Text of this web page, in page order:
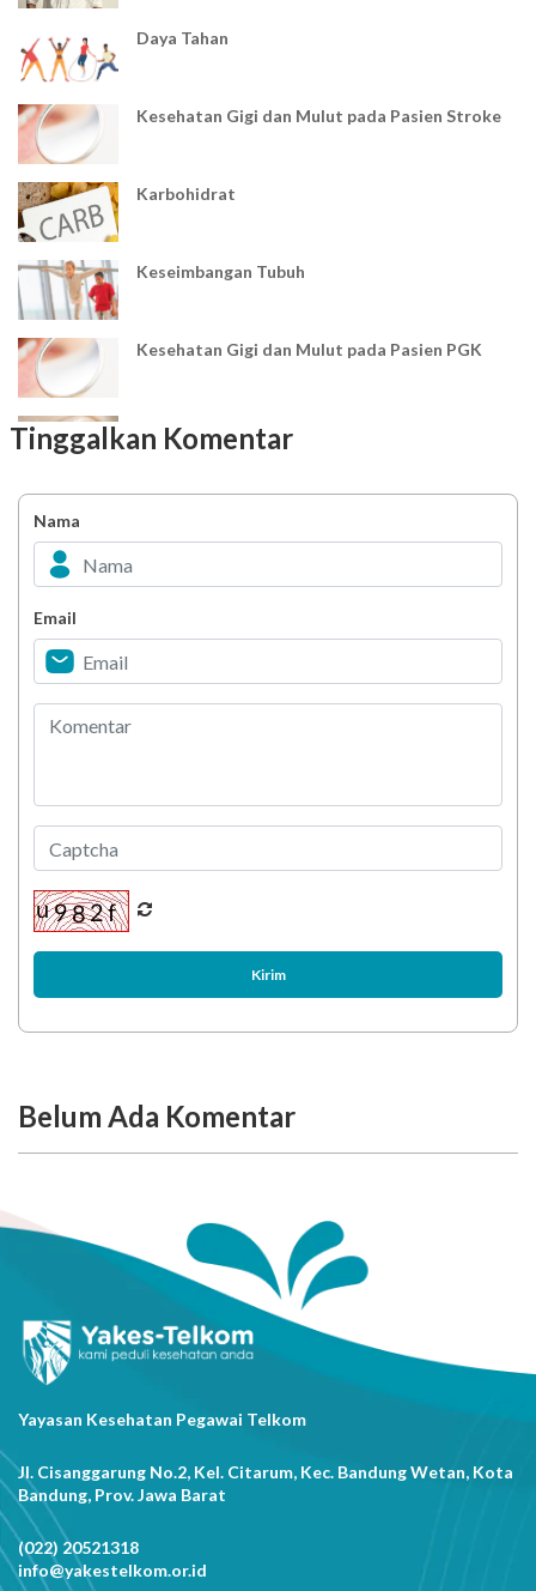
Daya Tahan
Kesehatan Gigi dan Mulut pada Pasien Stroke
Karbohidrat
Keseimbangan Tubuh
Kesehatan Gigi dan Mulut pada Pasien PGK
Hordeolum
Penanggulangan dan Pengendalian Hipertensi
Tinggalkan Komentar
Nama
Email
Kirim
Belum Ada Komentar
Yayasan Kesehatan Pegawai Telkom
Jl. Cisanggarung No.2, Kel. Citarum, Kec. Bandung Wetan, Kota
Bandung, Prov. Jawa Barat
(022) 20521318
info@yakestelkom.or.id